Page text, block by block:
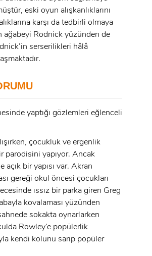
Unuttum ?
x
eski oyun alışkanlıklarını
karşı da tedbirli olmaya
ağabeyi Rodnick yüzünden de
serserilikleri hâlâ
yaptığı gözlemleri eğlenceli
çocukluk ve ergenlik
parodisini yapıyor. Ancak
bir yapısı var. Akran
gereği okul öncesi çocukları
ıssız bir parka giren Greg
kovalaması yüzünden
sokakta oynarlarken
Rowley’e popülerlik
kendi kolunu sarıp popüler